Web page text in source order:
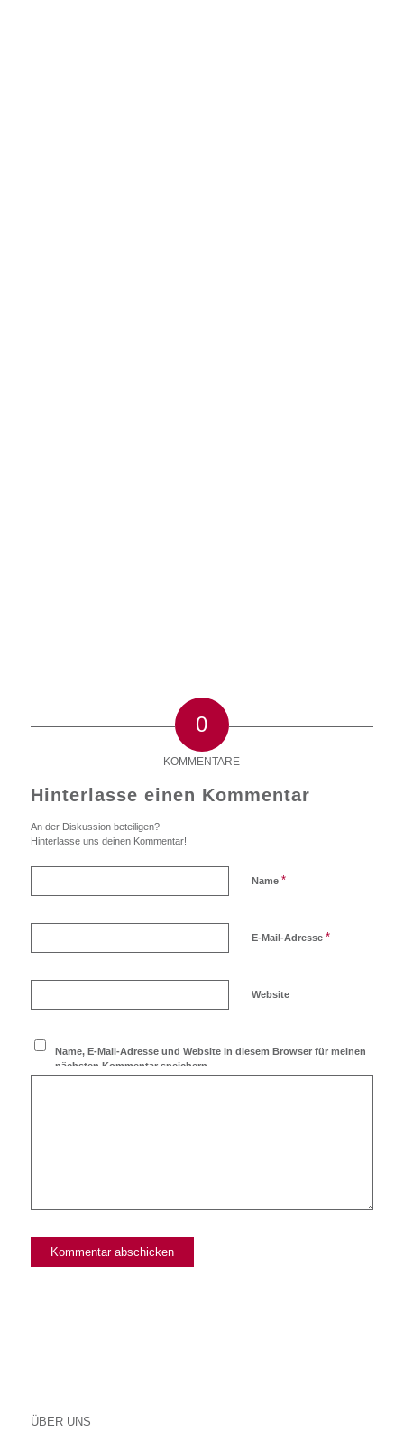
0
KOMMENTARE
Hinterlasse einen Kommentar
An der Diskussion beteiligen?
Hinterlasse uns deinen Kommentar!
Name *
E-Mail-Adresse *
Website
Name, E-Mail-Adresse und Website in diesem Browser für meinen
nächsten Kommentar speichern.
ÜBER UNS